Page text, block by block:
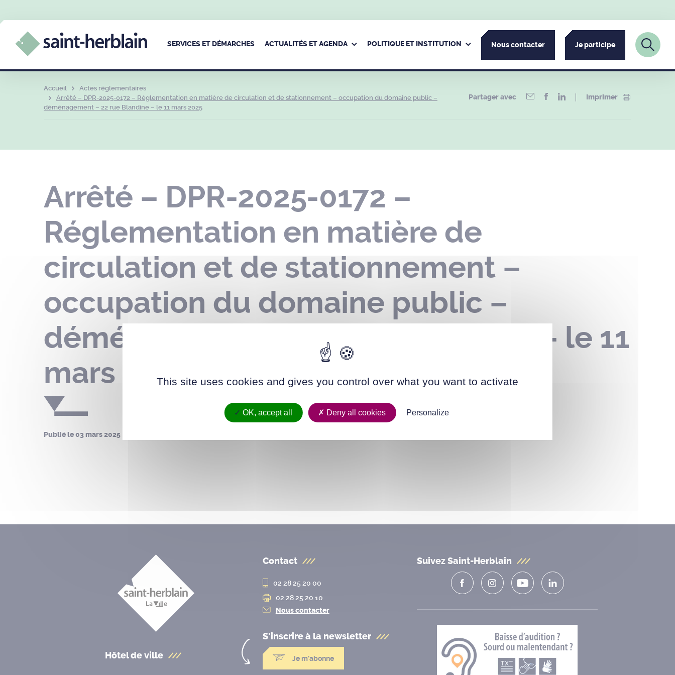
SERVICES ET DÉMARCHES ACTUALITÉS ET AGENDA POLITIQUE ET INSTITUTION Nous contacter Je participe
Accueil
Actes réglementaires
Arrêté – DPR-2025-0172 – Réglementation en matière de circulation et de stationnement – occupation du domaine public –
déménagement – 22 rue Blandine – le 11 mars 2025
Partager avec Imprimer
Arrêté – DPR-2025-0172 –
Réglementation en matière de
circulation et de stationnement –
occupation du domaine public –
déménagement – 22 rue Blandine – le 11
mars 2025
Publié le03 mars 2025
Hôtel de ville
Contact
02 28 25 20 00
02 28 25 20 10
Nous contacter
S'inscrire à la newsletter
Je m'abonne
Suivez Saint-Herblain
This site uses cookies and gives you control over what you want to activate
OK, accept all Deny all cookies Personalize